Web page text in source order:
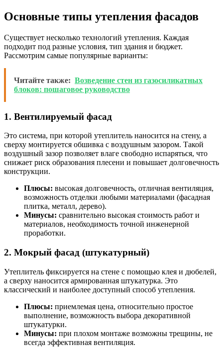
Основные типы утепления фасадов
Существует несколько технологий утепления. Каждая
подходит под разные условия, тип здания и бюджет.
Рассмотрим самые популярные варианты:
Читайте также: Возведение стен из газосиликатных
блоков: пошаговое руководство
1. Вентилируемый фасад
Это система, при которой утеплитель наносится на стену, а
сверху монтируется обшивка с воздушным зазором. Такой
воздушный зазор позволяет влаге свободно испаряться, что
снижает риск образования плесени и повышает долговечность
конструкции.
Плюсы: высокая долговечность, отличная вентиляция,
возможность отделки любыми материалами (фасадная
плитка, металл, дерево).
Минусы: сравнительно высокая стоимость работ и
материалов, необходимость точной инженерной
проработки.
2. Мокрый фасад (штукатурный)
Утеплитель фиксируется на стене с помощью клея и дюбелей,
а сверху наносится армированная штукатурка. Это
классический и наиболее доступный способ утепления.
Плюсы: приемлемая цена, относительно простое
выполнение, возможность выбора декоративной
штукатурки.
Минусы: при плохом монтаже возможны трещины, не
всегда эффективная вентиляция.